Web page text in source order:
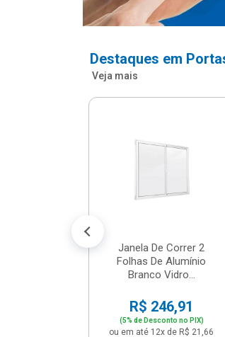
Destaques em
Veja mais
Janela De Correr 2
Folhas De Alumínio
Branco Vidro...
R$ 246,91
(5% de Desconto no PIX)
ou em até 12x de R$ 21,66